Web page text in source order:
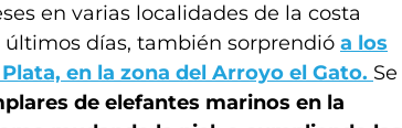
en varias localidades de la costa
últimos días, también sorprendió a los
en la zona del Arroyo el Gato. Se
de elefantes marinos en la